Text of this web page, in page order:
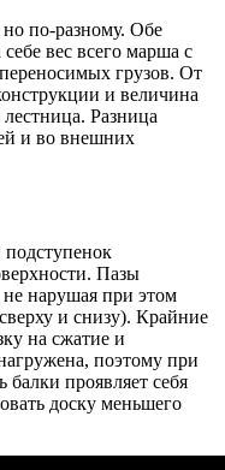
но по-разному. Обе
вес всего марша с
грузов. От
и величина
Разница
и во внешних
Пазы
нарушая при этом
и снизу). Крайние
на сжатие и
поэтому при
балки проявляет себя
доску меньшего